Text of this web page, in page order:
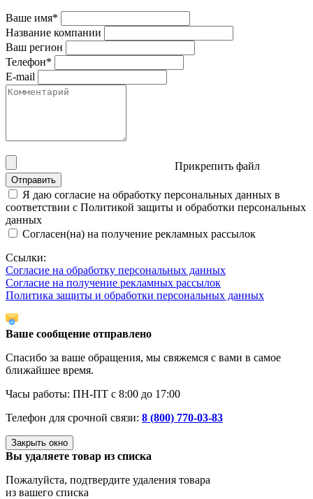
Ваше имя*
Название компании
Ваш регион
Телефон*
E-mail
Прикрепить файл
Отправить
Я даю согласие на обработку персональных данных в
соответствии с Политикой защиты и обработки персональных
данных
Согласен(на) на получение рекламных рассылок
Ссылки:
Согласие на обработку персональных данных
Согласие на получение рекламных рассылок
Политика защиты и обработки персональных данных
Ваше сообщение отправлено
Спасибо за ваше обращения, мы свяжемся с вами в самое
ближайшее время.
Часы работы: ПН-ПТ с 8:00 до 17:00
Телефон для срочной связи: 8 (800) 770-03-83
Закрыть окно
Вы удаляете товар из списка
Пожалуйста, подтвердите удаления товара
из вашего списка